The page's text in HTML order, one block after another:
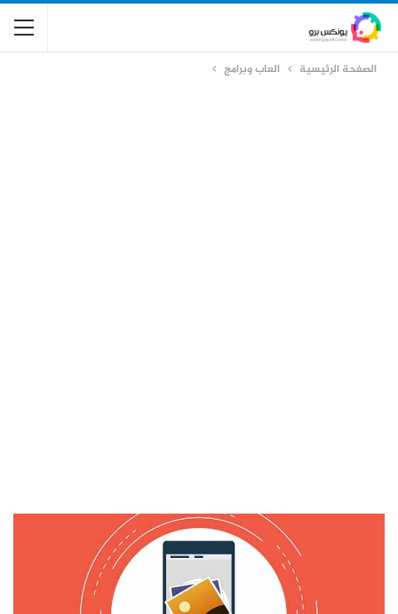
الصفحة الرئيسية العاب وبرامج